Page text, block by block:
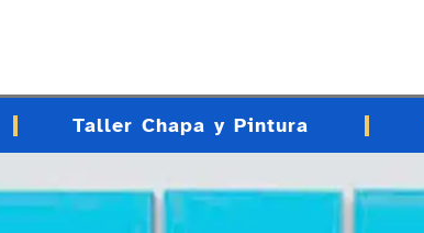
Taller Chapa y Pintura